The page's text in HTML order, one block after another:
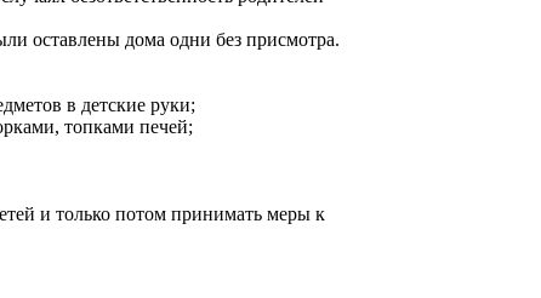
оставлены дома одни без присмотра.
в детские руки;
топками печей;
и только потом принимать меры к